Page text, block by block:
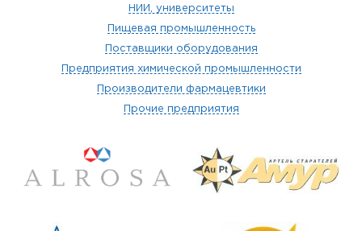
НИИ, университеты
Пищевая промышленность
Поставщики оборудования
Предприятия химической промышленности
Производители фармацевтики
Прочие предприятия